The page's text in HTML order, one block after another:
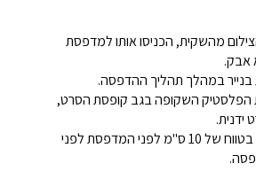
מהשקית, הכניסו אותו למדפסת
אבק.
בנייר במהלך תהליך ההדפסה.
הפלסטיק השקופה בגב קופסת הסרט,
ידנית.
ודאו שאין מכשולים בטווח של 10 ס"מ לפני המדפסת לפני